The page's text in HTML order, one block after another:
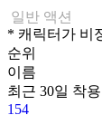
* 캐릭터가 비
순위
이름
최근 30일 착
154